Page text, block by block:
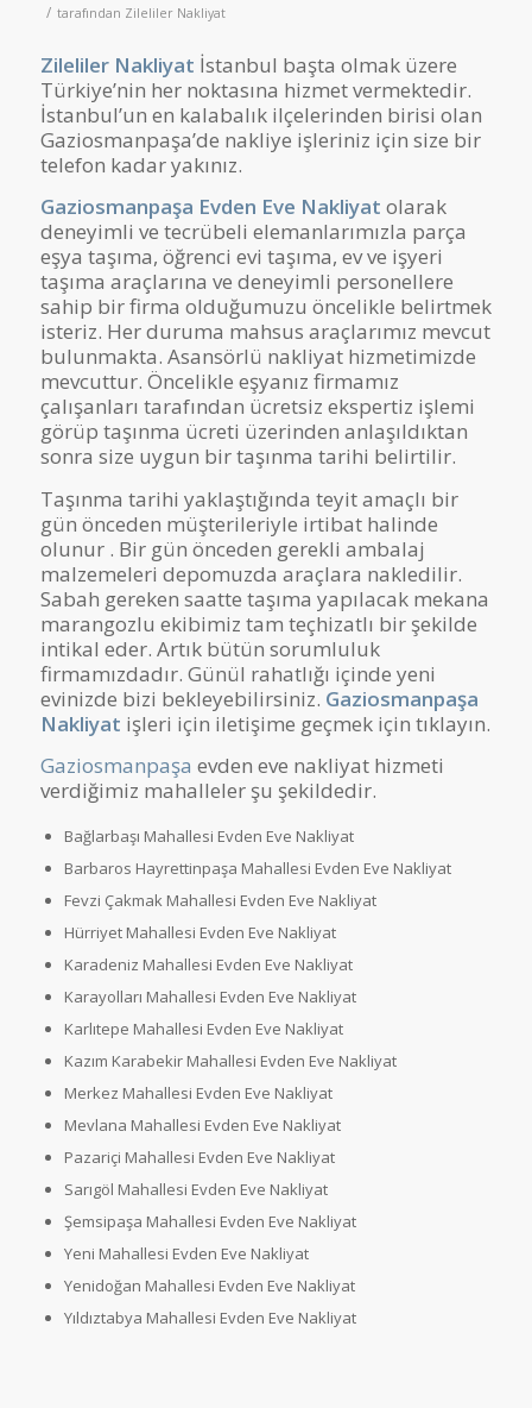
/ tarafından Zileliler Nakliyat
Zileliler Nakliyat İstanbul başta olmak üzere
Türkiye’nin her noktasına hizmet vermektedir.
İstanbul’un en kalabalık ilçelerinden birisi olan
Gaziosmanpaşa’de nakliye işleriniz için size bir
telefon kadar yakınız.
Gaziosmanpaşa Evden Eve Nakliyat olarak
deneyimli ve tecrübeli elemanlarımızla parça
eşya taşıma, öğrenci evi taşıma, ev ve işyeri
taşıma araçlarına ve deneyimli personellere
sahip bir firma olduğumuzu öncelikle belirtmek
isteriz. Her duruma mahsus araçlarımız mevcut
bulunmakta. Asansörlü nakliyat hizmetimizde
mevcuttur. Öncelikle eşyanız firmamız
çalışanları tarafından ücretsiz ekspertiz işlemi
görüp taşınma ücreti üzerinden anlaşıldıktan
sonra size uygun bir taşınma tarihi belirtilir.
Taşınma tarihi yaklaştığında teyit amaçlı bir
gün önceden müşterileriyle irtibat halinde
olunur . Bir gün önceden gerekli ambalaj
malzemeleri depomuzda araçlara nakledilir.
Sabah gereken saatte taşıma yapılacak mekana
marangozlu ekibimiz tam teçhizatlı bir şekilde
intikal eder. Artık bütün sorumluluk
firmamızdadır. Günül rahatlığı içinde yeni
evinizde bizi bekleyebilirsiniz. Gaziosmanpaşa
Nakliyat işleri için iletişime geçmek için tıklayın.
Gaziosmanpaşa evden eve nakliyat hizmeti
verdiğimiz mahalleler şu şekildedir.
Bağlarbaşı Mahallesi Evden Eve Nakliyat
Barbaros Hayrettinpaşa Mahallesi Evden Eve Nakliyat
Fevzi Çakmak Mahallesi Evden Eve Nakliyat
Hürriyet Mahallesi Evden Eve Nakliyat
Karadeniz Mahallesi Evden Eve Nakliyat
Karayolları Mahallesi Evden Eve Nakliyat
Karlıtepe Mahallesi Evden Eve Nakliyat
Kazım Karabekir Mahallesi Evden Eve Nakliyat
Merkez Mahallesi Evden Eve Nakliyat
Mevlana Mahallesi Evden Eve Nakliyat
Pazariçi Mahallesi Evden Eve Nakliyat
Sarıgöl Mahallesi Evden Eve Nakliyat
Şemsipaşa Mahallesi Evden Eve Nakliyat
Yeni Mahallesi Evden Eve Nakliyat
Yenidoğan Mahallesi Evden Eve Nakliyat
Yıldıztabya Mahallesi Evden Eve Nakliyat